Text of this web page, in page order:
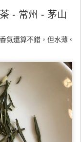
- 常州 - 茅山
氣還算不錯，但水薄。